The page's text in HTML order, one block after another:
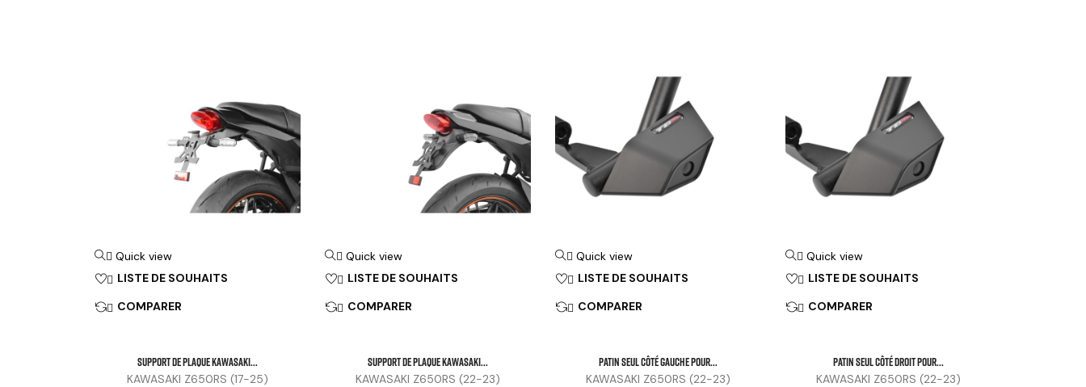
 Quick view
 LISTE DE SOUHAITS
 COMPARER
SUPPORT DE PLAQUE KAWASAKI...
KAWASAKI Z650RS (17-25)
 Quick view
 LISTE DE SOUHAITS
 COMPARER
SUPPORT DE PLAQUE KAWASAKI...
KAWASAKI Z650RS (22-23)
 Quick view
 LISTE DE SOUHAITS
 COMPARER
Patin Seul Côté Gauche Pour...
KAWASAKI Z650RS (22-23)
 Quick view
 LISTE DE SOUHAITS
 COMPARER
Patin Seul Côté Droit Pour...
KAWASAKI Z650RS (22-23)